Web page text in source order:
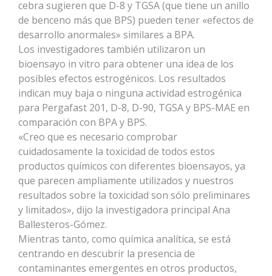
cebra sugieren que D-8 y TGSA (que tiene un anillo
de benceno más que BPS) pueden tener «efectos de
desarrollo anormales» similares a BPA.
Los investigadores también utilizaron un
bioensayo in vitro para obtener una idea de los
posibles efectos estrogénicos. Los resultados
indican muy baja o ninguna actividad estrogénica
para Pergafast 201, D-8, D-90, TGSA y BPS-MAE en
comparación con BPA y BPS.
«Creo que es necesario comprobar
cuidadosamente la toxicidad de todos estos
productos químicos con diferentes bioensayos, ya
que parecen ampliamente utilizados y nuestros
resultados sobre la toxicidad son sólo preliminares
y limitados», dijo la investigadora principal Ana
Ballesteros-Gómez.
Mientras tanto, como química analítica, se está
centrando en descubrir la presencia de
contaminantes emergentes en otros productos,